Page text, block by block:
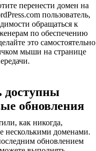
перенести домен на
пользователь,
обращаться к
по обеспечению
это самостоятельно
мыши на странице
доступны
обновления
как никогда,
несколькими доменами.
обновлением